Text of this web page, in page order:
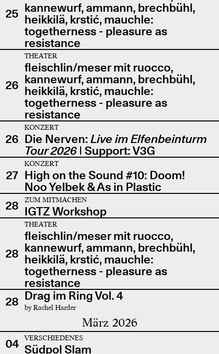
25 kannewurf, ammann, brechbühl,
heikkilä, krstić, mauchle:
togetherness - pleasure as
resistance
26
THEATER
fleischlin/meser mit ruocco,
kannewurf, ammann, brechbühl,
heikkilä, krstić, mauchle:
togetherness - pleasure as
resistance
26
KONZERT
Die Nerven: Live im Elfenbeinturm
Tour 2026| Support: V3G
27
KONZERT
High on the Sound #10: Doom!
Noo Yelbek & As in Plastic
28
ZUM MITMACHEN
IGTZ Workshop
28
THEATER
fleischlin/meser mit ruocco,
kannewurf, ammann, brechbühl,
heikkilä, krstić, mauchle:
togetherness - pleasure as
resistance
28 Drag im Ring Vol. 4
by Rachel Harder
März 2026
04 VERSCHIEDENES
Südpol Slam